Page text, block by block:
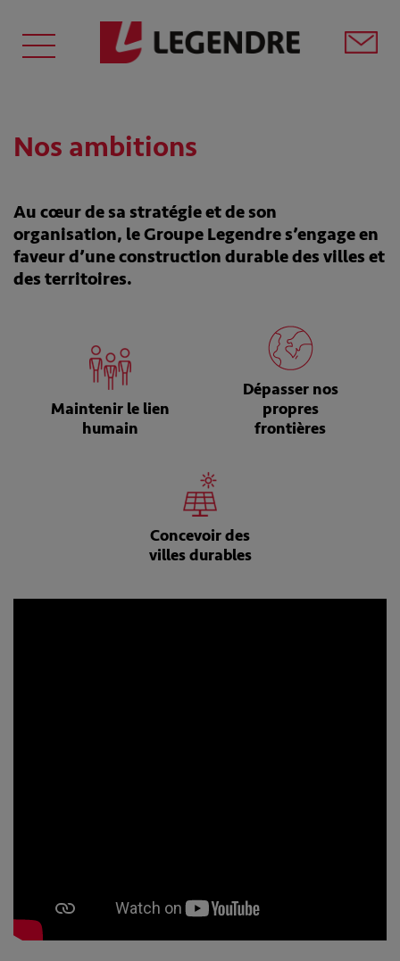
Nos ambitions
Au cœur de sa stratégie et de son
organisation, le Groupe Legendre s’engage en
faveur d’une construction durable des villes et
des territoires.
Maintenir le lien
humain
Dépasser nos
propres
frontières
Concevoir des
villes durables